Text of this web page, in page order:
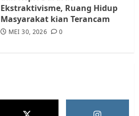
Ekstraktivisme, Ruang Hidup
Masyarakat kian Terancam
MEI 30, 2026 0